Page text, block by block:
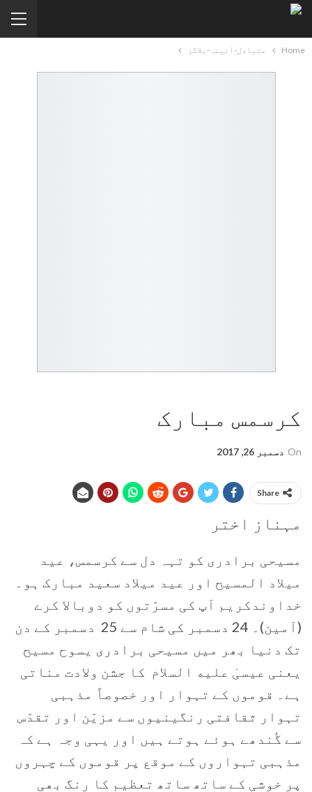
Home متبادل-آئینہ-بلاگز
کرسمس مبارک
On دسمبر 26, 2017
Share
مہناز اختر
مسیحی برادری کو تہہ دل سے کرسمس، عيد
ميلاد المسيح اور عيد ميلاد سعيد مبارک ہو۔
خداوندکریم آپ کی مسرّتوں کو دوبالا کرے
(آمین)۔ 24 دسمبر کی شام سے 25 دسمبر کے دن
تک دنیا بھر میں مسیحی برادری یسوح مسیح
یعنی عیسیٰ عليه السلام کا جشن ولادت مناتی
ہے۔ قوموں کے تہوار اور خصوصاً مذہبی
تہوار ثقافتی رنگینیوں سے مزیّن اور تقدّس
سے گُندھے ہوئے ہوتے ہیں اور یہی وجہ ہے کہ
مذہبی تہواروں کے موقع پر قوموں کے چہروں
پر خوشی کے ساتھ ساتھ تعظیم کا رنگ بھی